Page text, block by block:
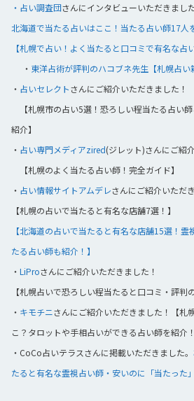
・占い調査団さんにインタビューいただきまし
北海道で当たる占いはここ！当たる占い師17人
【札幌で占い！よく当たると口コミで有名な占い
・ 東洋占術が評判のハコブネ先生【札幌占い
・ 占いセレクトさんにご紹介いただきました！
【札幌市の占い5選！恐ろしい程当たる占い
紹介】
・ 占い専門メディアzired(ジレット)さんにご紹
【札幌のよく当たる占い師！完全ガイド】
・ 占い情報サイトアムデレさんにご紹介いただ
【札幌の占いで当たると有名な店舗7選！】
【北海道の占いで当たると有名な店舗15選！
たる占い師も紹介！】
・ LiProさんにご紹介いただきました！
【札幌占いで恐ろしい程当たると口コミ・評判
・ キモチニさんにご紹介いただきました！【札
こ？タロットや手相占いができる占い師を紹介！
・CoCo占いテラスさんに掲載いただきました。
たると有名な霊視占い師・安いのに「当たった